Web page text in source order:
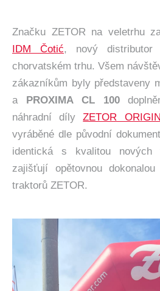
Značku ZETOR na veletrhu
IDM Čotić, nový distributor
chorvatském trhu. Všem
zákazníkům byly představeny
a
PROXIMA CL 100
náhradní dílyZETOR
vyráběné dle původní
identická s kvalitou nových
zajišťují opětovnou
traktorů ZETOR.